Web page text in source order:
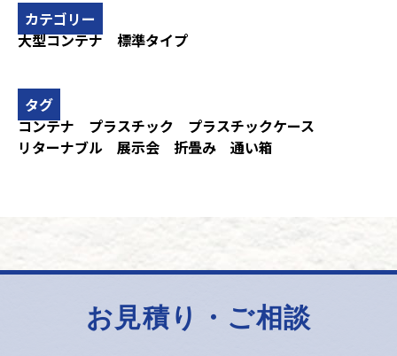
カテゴリー
大型コンテナ
標準タイプ
タグ
コンテナ
プラスチック
プラスチックケース
リターナブル
展示会 折畳み 通い箱
お見積り・ご相談